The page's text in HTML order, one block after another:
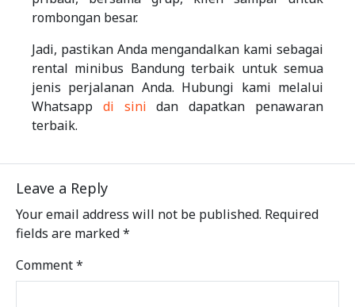
rombongan besar.
Jadi, pastikan Anda mengandalkan kami sebagai
rental minibus Bandung terbaik untuk semua
jenis perjalanan Anda. Hubungi kami melalui
Whatsapp di sini dan dapatkan penawaran
terbaik.
Leave a Reply
Your email address will not be published. Required
fields are marked*
Comment*